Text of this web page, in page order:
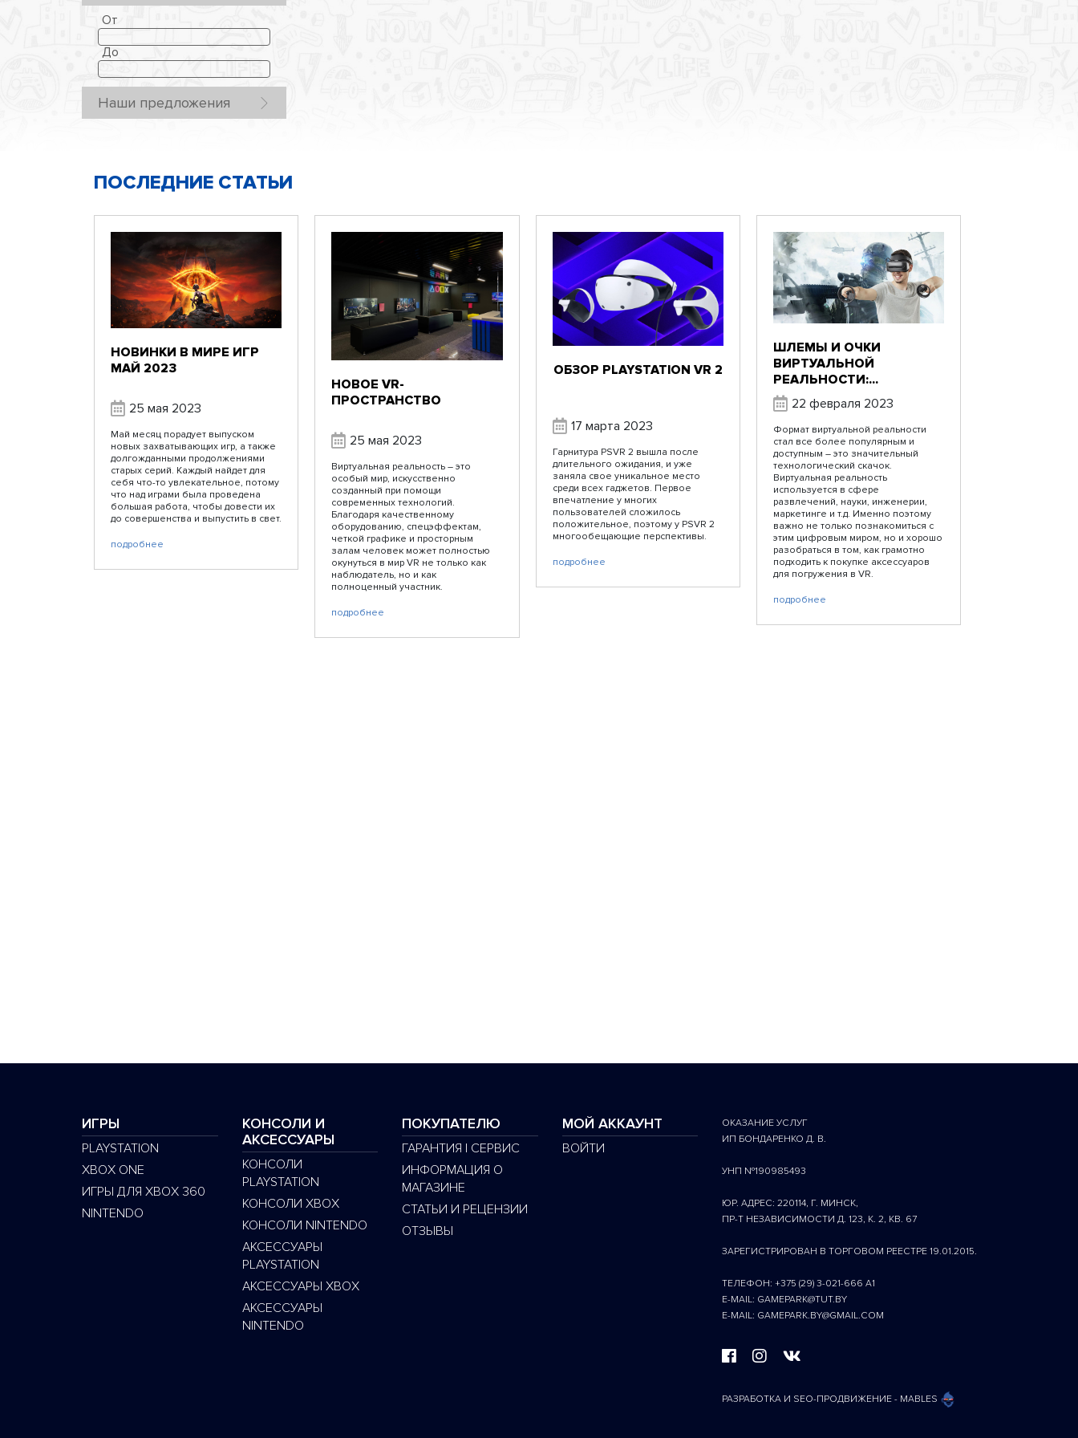
От
До
Наши предложения
ПОСЛЕДНИЕ СТАТЬИ
НОВИНКИ В МИРЕ ИГР
МАЙ 2023
25 мая 2023
Май месяц порадует выпуском
новых захватывающих игр, а также
долгожданными продолжениями
старых серий. Каждый найдет для
себя что-то увлекательное, потому
что над играми была проведена
большая работа, чтобы довести их
до совершенства и выпустить в свет.
подробнее
НОВОЕ VR-
ПРОСТРАНСТВО
25 мая 2023
Виртуальная реальность – это
особый мир, искусственно
созданный при помощи
современных технологий.
Благодаря качественному
оборудованию, спецэффектам,
четкой графике и просторным
залам человек может полностью
окунуться в мир VR не только как
наблюдатель, но и как
полноценный участник.
подробнее
ОБЗОР PLAYSTATION VR 2
17 марта 2023
Гарнитура PSVR 2 вышла после
длительного ожидания, и уже
заняла свое уникальное место
среди всех гаджетов. Первое
впечатление у многих
пользователей сложилось
положительное, поэтому у PSVR 2
многообещающие перспективы.
подробнее
ШЛЕМЫ И ОЧКИ
ВИРТУАЛЬНОЙ
РЕАЛЬНОСТИ:...
22 февраля 2023
Формат виртуальной реальности
стал все более популярным и
доступным – это значительный
технологический скачок.
Виртуальная реальность
используется в сфере
развлечений, науки, инженерии,
маркетинге и т.д. Именно поэтому
важно не только познакомиться с
этим цифровым миром, но и хорошо
разобраться в том, как грамотно
подходить к покупке аксессуаров
для погружения в VR.
подробнее
ИГРЫ
PLAYSTATION
XBOX ONE
ИГРЫ ДЛЯ XBOX 360
NINTENDO
КОНСОЛИ И
АКСЕССУАРЫ
КОНСОЛИ
PLAYSTATION
КОНСОЛИ XBOX
КОНСОЛИ NINTENDO
АКСЕССУАРЫ
PLAYSTATION
АКСЕССУАРЫ XBOX
АКСЕССУАРЫ
NINTENDO
ПОКУПАТЕЛЮ
ГАРАНТИЯ | СЕРВИС
ИНФОРМАЦИЯ О
МАГАЗИНЕ
СТАТЬИ И РЕЦЕНЗИИ
ОТЗЫВЫ
МОЙ АККАУНТ
ВОЙТИ
ОКАЗАНИЕ УСЛУГ
ИП БОНДАРЕНКО Д. В.
УНП №190985493
ЮР. АДРЕС: 220114, Г. МИНСК,
ПР-Т НЕЗАВИСИМОСТИ Д. 123, К. 2, КВ. 67
ЗАРЕГИСТРИРОВАН В ТОРГОВОМ РЕЕСТРЕ 19.01.2015.
ТЕЛЕФОН: +375 (29) 3-021-666 A1
E-MAIL: GAMEPARK@TUT.BY
E-MAIL: GAMEPARK.BY@GMAIL.COM
РАЗРАБОТКА И SEO-ПРОДВИЖЕНИЕ - MABLES